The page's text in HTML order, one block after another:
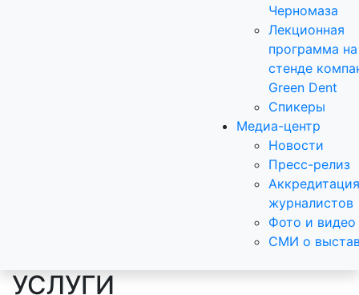
Черномаза
Лекционная
программа на
стенде
Green Dent
Спикеры
Медиа-центр
Новости
Пресс-релиз
Аккредитация
журналистов
Фото и видео
СМИ о
УСЛУГИ